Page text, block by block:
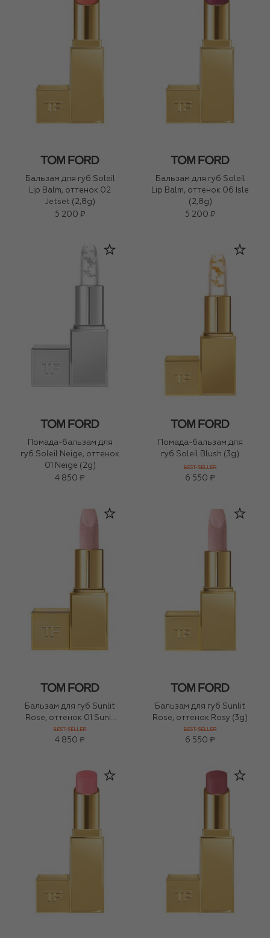
Бальзам для губ Soleil
Lip Balm, оттенок 02
Jetset (2,8g)
5 200 ₽
Бальзам для губ Soleil
Lip Balm, оттенок 06 Isle
(2,8g)
5 200 ₽
Помада-бальзам для
губ Soleil Neige, оттенок
01 Neige (2g)
4 850 ₽
Помада-бальзам для
губ Soleil Blush (3g)
BEST-SELLER
6 550 ₽
Бальзам для губ Sunlit
Rose, оттенок 01 Sunit
Rosy (2g)
BEST-SELLER
4 850 ₽
Бальзам для губ Sunlit
Rose, оттенок Rosy (3g)
BEST-SELLER
6 550 ₽